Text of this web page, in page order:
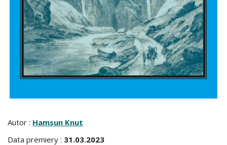
Autor : Hamsun Knut
Data premiery : 31.03.2023